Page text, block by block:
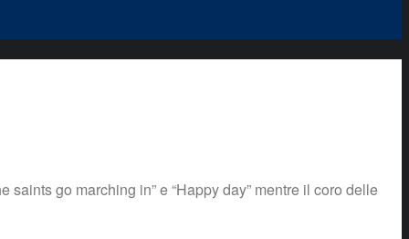
go marching in” e “Happy day” mentre il coro delle